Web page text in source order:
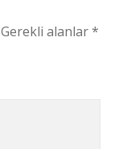
Gerekli alanlar*